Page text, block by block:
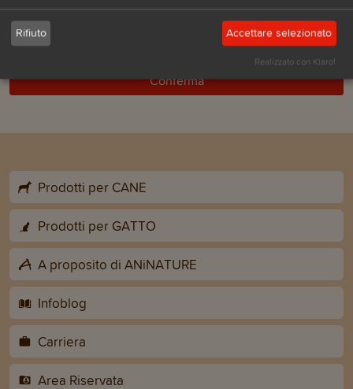
Ho letto e accetto
l'informativa sulla protezione dei
dati
Conferma
Prodotti per CANE
Prodotti per GATTO
A proposito di ANiNATURE
Infoblog
Carriera
Area Riservata
Rifiuto Accettare selezionato
Realizzato con Klaro!